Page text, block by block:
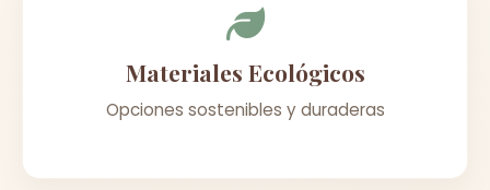
Materiales Ecológicos
Opciones sostenibles y duraderas